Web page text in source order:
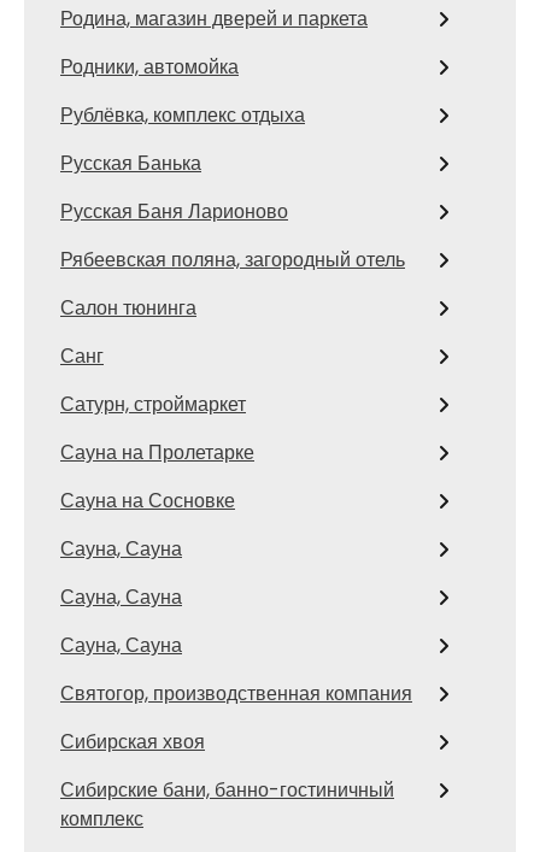
Родина, магазин дверей и паркета
Родники, автомойка
Рублёвка, комплекс отдыха
Русская Банька
Русская Баня Ларионово
Рябеевская поляна, загородный отель
Салон тюнинга
Санг
Сатурн, строймаркет
Сауна на Пролетарке
Сауна на Сосновке
Сауна, Сауна
Сауна, Сауна
Сауна, Сауна
Святогор, производственная компания
Сибирская хвоя
Сибирские бани, банно-гостиничный
комплекс